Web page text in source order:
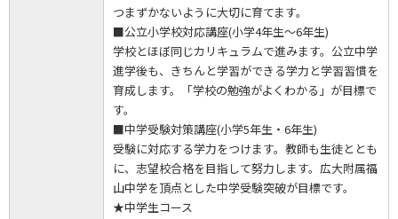
つまずかないように大切に育てます。
■公立小学校対応講座(小学4年生～6年生)
学校とほぼ同じカリキュラムで進みます。公立中学
進学後も、きちんと学習ができる学力と学習習慣を
育成します。「学校の勉強がよくわかる」が目標で
す。
■中学受験対策講座(小学5年生・6年生)
受験に対応する学力をつけます。教師も生徒ととも
に、志望校合格を目指して努力します。広大附属福
山中学を頂点とした中学受験突破が目標です。
★中学生コース